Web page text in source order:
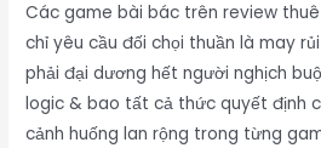
Các game bài bác trên review
chỉ yêu cầu đối chọi thuần là may
phải đại dương hết người nghịch
logic & bao tất cả thức quyết định
cảnh huống lan rộng trong từng